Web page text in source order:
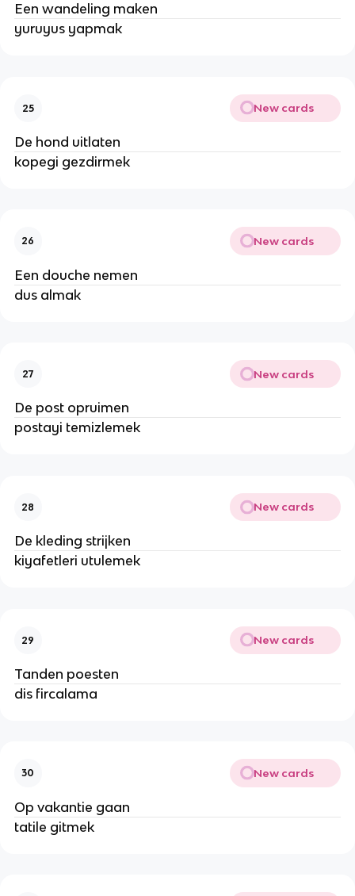
Een wandeling maken
yuruyus yapmak
25 New cards
De hond uitlaten
kopegi gezdirmek
26 New cards
Een douche nemen
dus almak
27 New cards
De post opruimen
postayi temizlemek
28 New cards
De kleding strijken
kiyafetleri utulemek
29 New cards
Tanden poesten
dis fircalama
30 New cards
Op vakantie gaan
tatile gitmek